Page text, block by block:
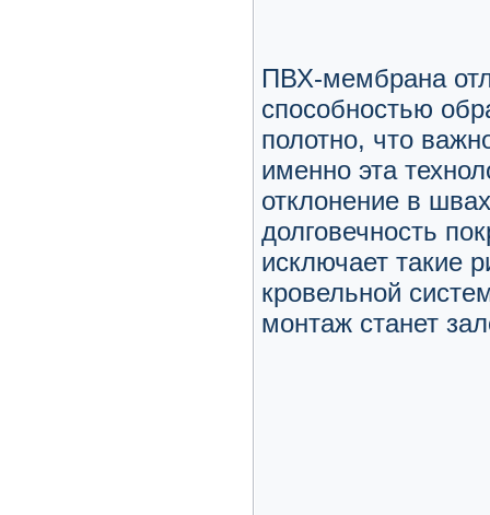
ПВХ-мембрана
способностью
полотно, что
именно эта
отклонение в
долговечность
исключает такие
кровельной
монтаж станет